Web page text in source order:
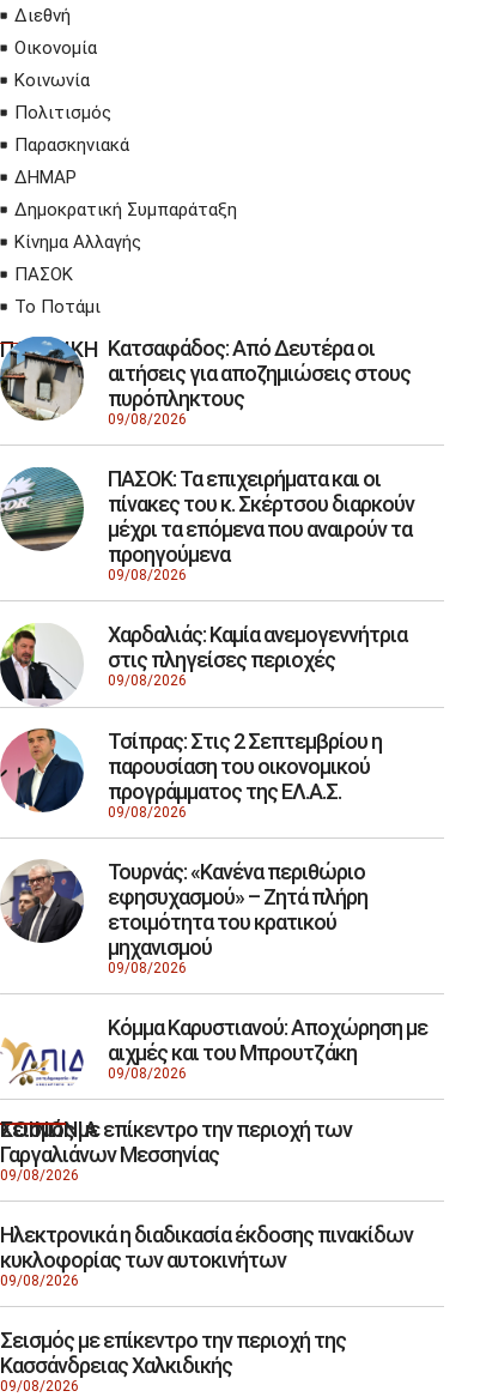
Διεθνή
Οικονομία
Κοινωνία
Πολιτισμός
Παρασκηνιακά
ΔΗΜΑΡ
Δημοκρατική Συμπαράταξη
Κίνημα Αλλαγής
ΠΑΣΟΚ
Το Ποτάμι
ΠΟΛΙΤΙΚΗ Κατσαφάδος: Από Δευτέρα οι
αιτήσεις για αποζημιώσεις στους
πυρόπληκτους
09/08/2026
ΠΑΣΟΚ: Τα επιχειρήματα και οι
πίνακες του κ. Σκέρτσου διαρκούν
μέχρι τα επόμενα που αναιρούν τα
προηγούμενα
09/08/2026
Χαρδαλιάς: Καμία ανεμογεννήτρια
στις πληγείσες περιοχές
09/08/2026
Τσίπρας: Στις 2 Σεπτεμβρίου η
παρουσίαση του οικονομικού
προγράμματος της ΕΛ.Α.Σ.
09/08/2026
Τουρνάς: «Κανένα περιθώριο
εφησυχασμού» – Ζητά πλήρη
ετοιμότητα του κρατικού
μηχανισμού
09/08/2026
Κόμμα Καρυστιανού: Αποχώρηση με
αιχμές και του Μπρουτζάκη
09/08/2026
ΚΟΙΝΩΝΙΑ
Σεισμός με επίκεντρο την περιοχή των
Γαργαλιάνων Μεσσηνίας
09/08/2026
Ηλεκτρονικά η διαδικασία έκδοσης πινακίδων
κυκλοφορίας των αυτοκινήτων
09/08/2026
Σεισμός με επίκεντρο την περιοχή της
Κασσάνδρειας Χαλκιδικής
09/08/2026